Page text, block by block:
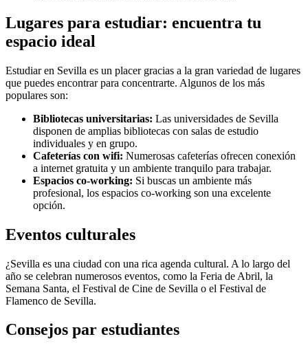
Lugares para estudiar: encuentra tu
espacio ideal
Estudiar en Sevilla es un placer gracias a la gran variedad de lugares
que puedes encontrar para concentrarte. Algunos de los más
populares son:
Bibliotecas universitarias: Las universidades de Sevilla
disponen de amplias bibliotecas con salas de estudio
individuales y en grupo.
Cafeterías con wifi: Numerosas cafeterías ofrecen conexión
a internet gratuita y un ambiente tranquilo para trabajar.
Espacios co-working: Si buscas un ambiente más
profesional, los espacios co-working son una excelente
opción.
Eventos culturales
¿Sevilla es una ciudad con una rica agenda cultural. A lo largo del
año se celebran numerosos eventos, como la Feria de Abril, la
Semana Santa, el Festival de Cine de Sevilla o el Festival de
Flamenco de Sevilla.
Consejos par estudiantes